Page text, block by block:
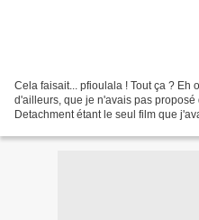
Cela faisait... pfioulala ! Tout ça ? Eh
d'ailleurs, que je n'avais pas
Detachment étant le seul film que